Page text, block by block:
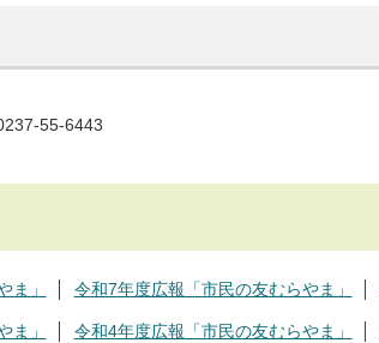
55-6443
ま」 令和7年度広報「市民の友むらやま」
ま」 令和4年度広報「市民の友むらやま」